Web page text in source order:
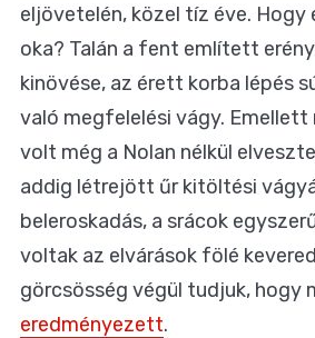
eljövetelén, közel tíz éve. Hogy
oka? Talán a fent említett
kinövése, az érett korba lépés
való megfelelési vágy.
volt még a Nolan nélkül
addig létrejött űr kitöltési
beleroskadás, a srácok
voltak az elvárások fölé
görcsösség végül tudjuk, hogy
eredményezett.